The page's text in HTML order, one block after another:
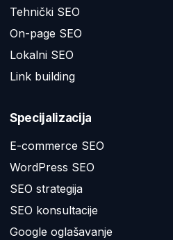
Tehnički SEO
On-page SEO
Lokalni SEO
Link building
Specijalizacija
E-commerce SEO
WordPress SEO
SEO strategija
SEO konsultacije
Google oglašavanje